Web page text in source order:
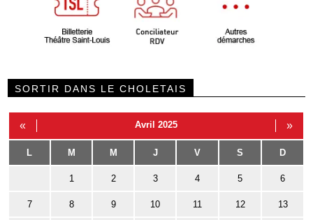
SORTIR DANS LE CHOLETAIS
« Avril 2025 »
L M M J V S D
1 2 3 4 5 6
7 8 9 10 11 12 13